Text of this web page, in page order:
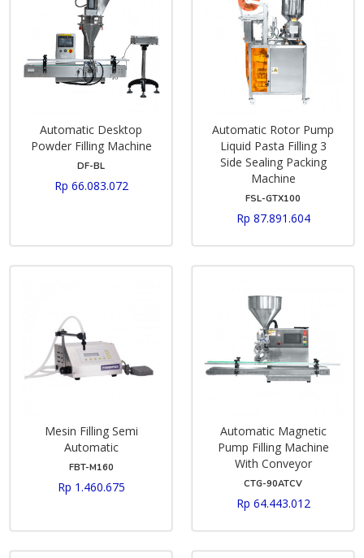
Automatic Desktop
Powder Filling Machine
DF-BL
Rp 66.083.072
Automatic Rotor Pump
Liquid Pasta Filling 3
Side Sealing Packing
Machine
FSL-GTX100
Rp 87.891.604
Mesin Filling Semi
Automatic
FBT-M160
Rp 1.460.675
Automatic Magnetic
Pump Filling Machine
With Conveyor
CTG-90ATCV
Rp 64.443.012